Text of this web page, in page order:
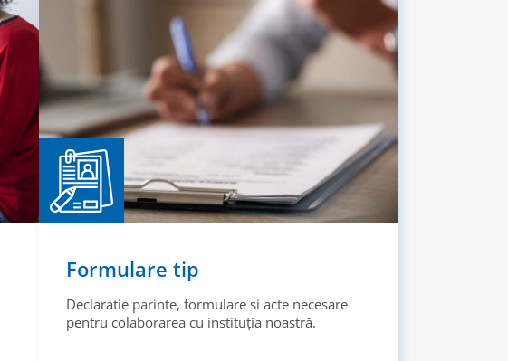
Formulare tip
Declaratie parinte, formulare si acte necesare
pentru colaborarea cu instituția noastră.